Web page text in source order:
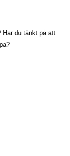
Har du tänkt på att